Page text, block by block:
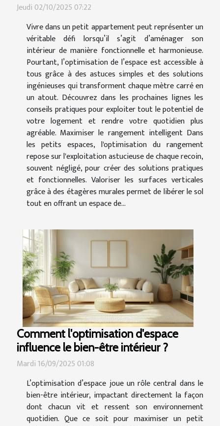
Jeudi 02/10/2025 07:22
Vivre dans un petit appartement peut représenter un
véritable défi lorsqu’il s’agit d’aménager son
intérieur de manière fonctionnelle et harmonieuse.
Pourtant, l’optimisation de l’espace est accessible à
tous grâce à des astuces simples et des solutions
ingénieuses qui transforment chaque mètre carré en
un atout. Découvrez dans les prochaines lignes les
conseils pratiques pour exploiter tout le potentiel de
votre logement et rendre votre quotidien plus
agréable. Maximiser le rangement intelligent Dans
les petits espaces, l'optimisation du rangement
repose sur l'exploitation astucieuse de chaque recoin,
souvent négligé, pour créer des solutions pratiques
et fonctionnelles. Valoriser les surfaces verticales
grâce à des étagères murales permet de libérer le sol
tout en offrant un espace de...
Comment l'optimisation d'espace
influence le bien-être intérieur ?
Mardi 16/09/2025 01:08
L’optimisation d’espace joue un rôle central dans le
bien-être intérieur, impactant directement la façon
dont chacun vit et ressent son environnement
quotidien. Que ce soit pour maximiser un petit